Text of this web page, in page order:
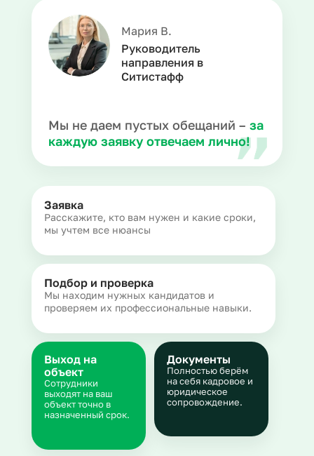
Мария В.
Руководитель
направления в
Ситистафф
Мы не даем пустых обещаний – за
каждую заявку отвечаем лично!
Заявка
Расскажите, кто вам нужен и какие сроки,
мы учтем все нюансы
Подбор и проверка
Мы находим нужных кандидатов и
проверяем их профессиональные навыки.
Документы
Полностью берём
на себя кадровое и
юридическое
сопровождение.
Выход на
объект
Сотрудники
выходят на ваш
объект точно в
назначенный срок.